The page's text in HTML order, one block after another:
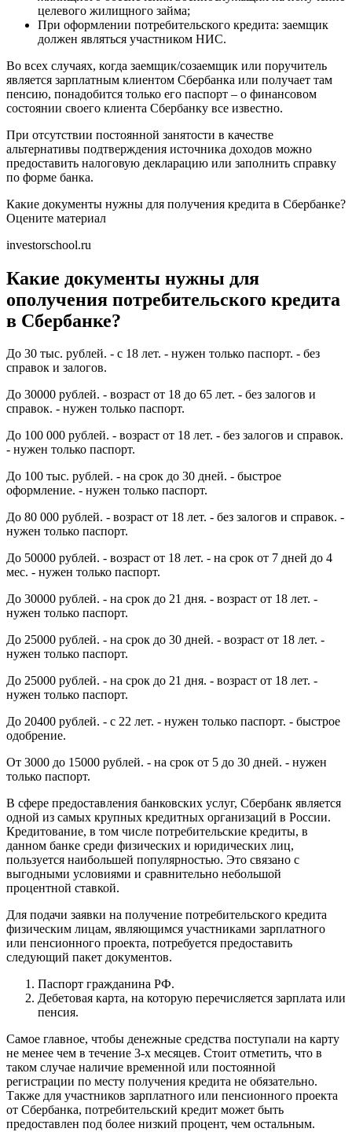
целевого жилищного займа;
При оформлении потребительского кредита: заемщик
должен являться участником НИС.
Во всех случаях, когда заемщик/созаемщик или поручитель
является зарплатным клиентом Сбербанка или получает там
пенсию, понадобится только его паспорт – о финансовом
состоянии своего клиента Сбербанку все известно.
При отсутствии постоянной занятости в качестве
альтернативы подтверждения источника доходов можно
предоставить налоговую декларацию или заполнить справку
по форме банка.
Какие документы нужны для получения кредита в Сбербанке?
Оцените материал
investorschool.ru
Какие документы нужны для
ополучения потребительского кредита
в Сбербанке?
До 30 тыс. рублей. - с 18 лет. - нужен только паспорт. - без
справок и залогов.
До 30000 рублей. - возраст от 18 до 65 лет. - без залогов и
справок. - нужен только паспорт.
До 100 000 рублей. - возраст от 18 лет. - без залогов и справок.
- нужен только паспорт.
До 100 тыс. рублей. - на срок до 30 дней. - быстрое
оформление. - нужен только паспорт.
До 80 000 рублей. - возраст от 18 лет. - без залогов и справок. -
нужен только паспорт.
До 50000 рублей. - возраст от 18 лет. - на срок от 7 дней до 4
мес. - нужен только паспорт.
До 30000 рублей. - на срок до 21 дня. - возраст от 18 лет. -
нужен только паспорт.
До 25000 рублей. - на срок до 30 дней. - возраст от 18 лет. -
нужен только паспорт.
До 25000 рублей. - на срок до 21 дня. - возраст от 18 лет. -
нужен только паспорт.
До 20400 рублей. - с 22 лет. - нужен только паспорт. - быстрое
одобрение.
От 3000 до 15000 рублей. - на срок от 5 до 30 дней. - нужен
только паспорт.
В сфере предоставления банковских услуг, Сбербанк является
одной из самых крупных кредитных организаций в России.
Кредитование, в том числе потребительские кредиты, в
данном банке среди физических и юридических лиц,
пользуется наибольшей популярностью. Это связано с
выгодными условиями и сравнительно небольшой
процентной ставкой.
Для подачи заявки на получение потребительского кредита
физическим лицам, являющимся участниками зарплатного
или пенсионного проекта, потребуется предоставить
следующий пакет документов.
Паспорт гражданина РФ.
Дебетовая карта, на которую перечисляется зарплата или
пенсия.
Самое главное, чтобы денежные средства поступали на карту
не менее чем в течение 3-х месяцев. Стоит отметить, что в
таком случае наличие временной или постоянной
регистрации по месту получения кредита не обязательно.
Также для участников зарплатного или пенсионного проекта
от Сбербанка, потребительский кредит может быть
предоставлен под более низкий процент, чем остальным.